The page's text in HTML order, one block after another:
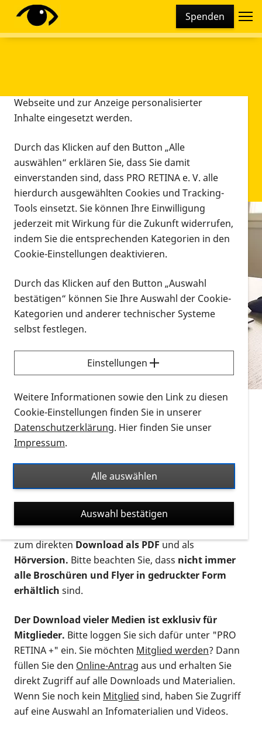
Spenden
Infomaterial
Infomaterial
Vorlesen
Alle Infomaterialien in verschiedenen
Formaten an einem Ort
Sie möchten wissen, wie Sie nach Infonmaterial
suchen und dieses bestellen bzw. herunterladen
können? Schauen Sie sich dieErklärvideos zum
Thema Infomaterial auf der PRO RETINA-Website
für blinde und sehbehinderte Menschen an.
Auf dieser Seite finden Sie sämtliches Infomaterial
Ort. Nutzen Sie den Formatfilter, um ausschließlich
nach Flyern und Broschüren, Audios oder Videos zu
suchen. Die meisten Flyer und Broschüren werden in
verschiedenen Formaten angeboten: zur
postalischen Bestellung als gedruckte Variante
zum direktenDownload als PDFund als
Hörversion. Bitte beachten Sie, dass nicht immer
alle Broschüren und Flyer in gedruckter Form
erhältlich sind.
Der Download vieler Medien ist exklusiv für
Mitglieder. Bitte loggen Sie sich dafür unter "PRO
RETINA +" ein. Sie möchten Mitglied werden? Dann
füllen Sie den Online-Antrag aus und erhalten Sie
direkt Zugriff auf alle Downloads und Materialien.
Wenn Sie noch kein Mitglied sind, haben Sie Zugriff
auf eine Auswahl an Infomaterialien und Videos.
Diese Webseite setzt verschiedene Cookies und
Tracking-Tools ein. Dies beinhaltet Cookies und
Webseite und zur Anzeige personalisierter
Inhalte eingesetzt werden.
Durch das Klicken auf den Button „Alle
auswählen“ erklären Sie, dass Sie damit
einverstanden sind, dass PRO RETINA e. V. alle
hierdurch ausgewählten Cookies und Tracking-
Tools einsetzt. Sie können Ihre Einwilligung
jederzeit mit Wirkung für die Zukunft widerrufen,
indem Sie die entsprechenden Kategorien in den
Cookie-Einstellungen deaktivieren.
Durch das Klicken auf den Button „Auswahl
bestätigen“ können Sie Ihre Auswahl der Cookie-
Kategorien und anderer technischer Systeme
selbst festlegen.
Einstellungen
Weitere Informationen sowie den Link zu diesen
Cookie-Einstellungen finden Sie in unserer
Datenschutzerklärung. Hier finden Sie unser
Impressum.
Alle auswählen
Auswahl bestätigen